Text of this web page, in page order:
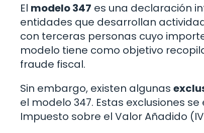
El modelo 347 es una declaración
entidades que desarrollan
con terceras personas cuyo
modelo tiene como objetivo
fraude fiscal.
Sin embargo, existen algunas
el modelo 347. Estas exclusiones
Impuesto sobre el Valor Añadido